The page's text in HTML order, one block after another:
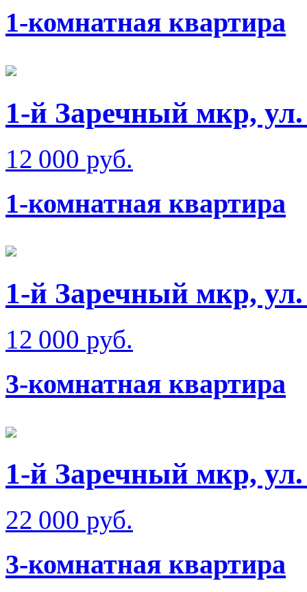
1-комнатная квартира
1-й Заречный мкр, ул.
12 000 руб.
1-комнатная квартира
1-й Заречный мкр,
12 000 руб.
3-комнатная квартира
1-й Заречный мкр, ул.
22 000 руб.
3-комнатная квартира